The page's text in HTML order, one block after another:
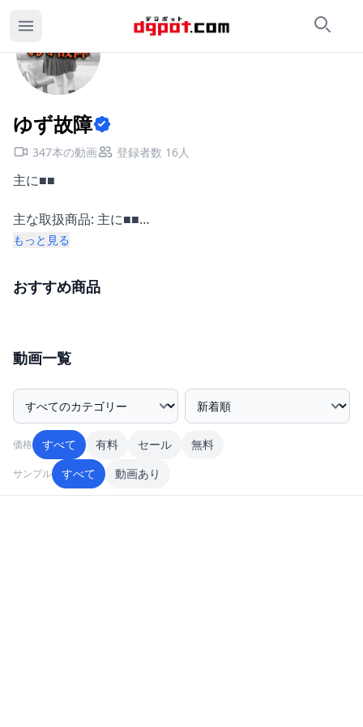
検索
ゆず故障のページ
ゆず故障
347本の動画 登録者数 16人
主に■■
主な取扱商品: 主に■■
もっと見る
おすすめ商品
動画一覧
カテゴリー絞込み 並び順
価格 すべて 有料 セール 無料
サンプル すべて 動画あり